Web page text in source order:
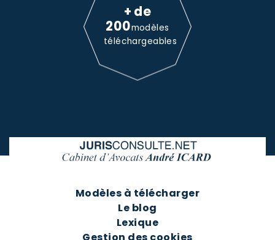
+ de
200modèles
téléchargeables
Modèles à télécharger
Le blog
Lexique
Gestion des cookies